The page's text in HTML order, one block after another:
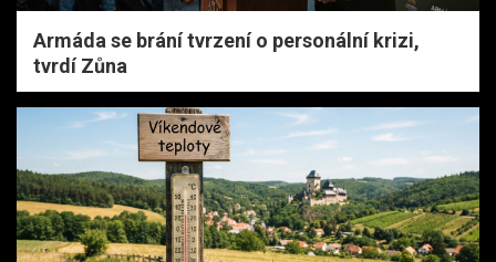
Armáda se brání tvrzení o personální krizi,
tvrdí Zůna